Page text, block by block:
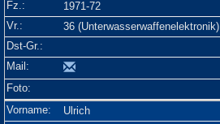
1971-72
36 (Unterwasserwaffenelektronik)
Ulrich